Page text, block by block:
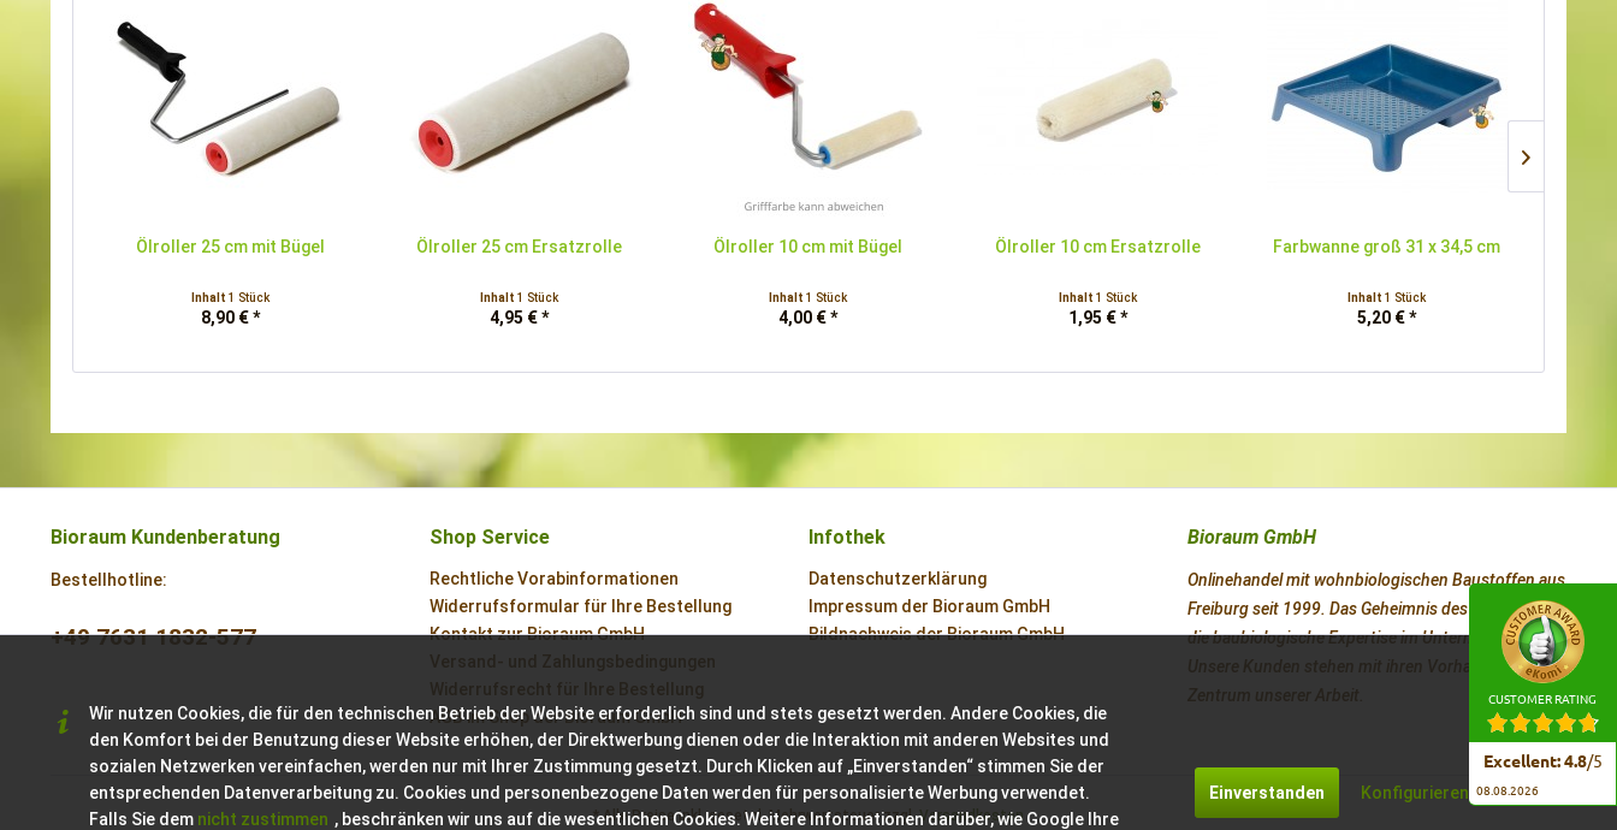
Ölroller 25 cm mit Bügel
Inhalt 1 Stück
8,90 € *
Ölroller 25 cm Ersatzrolle
Inhalt1 Stück
4,95 € *
Ölroller 10 cm mit Bügel
Inhalt1 Stück
4,00 € *
Ölroller 10 cm Ersatzrolle
Inhalt 1 Stück
1,95 € *
Farbwanne groß 31 x 34,5 cm
Inhalt1 Stück
5,20 € *
Bioraum Kundenberatung
Bestellhotline:
+49 7631 1832-577
Shop Service
Rechtliche Vorabinformationen
Widerrufsformular für Ihre Bestellung
Kontakt zur Bioraum GmbH
Versand- und Zahlungsbedingungen
Widerrufsrecht für Ihre Bestellung
AGB im Shop der Bioraum GmbH
Infothek
Datenschutzerklärung
Impressum der Bioraum GmbH
Bildnachweis der Bioraum GmbH
Bioraum GmbH
Onlinehandel mit wohnbiologischen Baustoffen aus
Freiburg seit 1999. Das Geheimnis des Erfolges ist
die baubiologische Expertise im Unternehmen.
Unsere Kunden stehen mit ihren Vorhaben im
Zentrum unserer Arbeit.
* Alle Preise inkl. gesetzl. Mehrwertsteuer zzgl.Versandkosten
Wir nutzen Cookies, die für den technischen Betrieb der Website erforderlich sind und stets gesetzt werden. Andere Cookies, die
den Komfort bei der Benutzung dieser Website erhöhen, der Direktwerbung dienen oder die Interaktion mit anderen Websites und
sozialen Netzwerken vereinfachen, werden nur mit Ihrer Zustimmung gesetzt. Durch Klicken auf „Einverstanden“ stimmen Sie der
entsprechenden Datenverarbeitung zu. Cookies und personenbezogene Daten werden für personalisierte Werbung verwendet.
Falls Sie dem nicht zustimmen , beschränken wir uns auf die wesentlichen Cookies. Weitere Informationen darüber, wie Google Ihre
Einverstanden Konfigurieren
CUSTOMER RATING
Excellent: 4.8/5
08.08.2026